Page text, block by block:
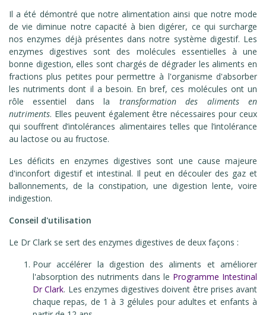
Il a été démontré que notre alimentation ainsi que notre mode
de vie diminue notre capacité à bien digérer, ce qui surcharge
nos enzymes déjà présentes dans notre système digestif. Les
enzymes digestives sont des molécules essentielles à une
bonne digestion, elles sont chargés de dégrader les aliments en
fractions plus petites pour permettre à l'organisme d'absorber
les nutriments dont il a besoin. En bref, ces molécules ont un
rôle essentiel dans la transformation des aliments en
nutriments. Elles peuvent également être nécessaires pour ceux
qui souffrent d’intolérances alimentaires telles que l’intolérance
au lactose ou au fructose.
Les déficits en enzymes digestives sont une cause majeure
d'inconfort digestif et intestinal. Il peut en découler des gaz et
ballonnements, de la constipation, une digestion lente, voire
indigestion.
Conseil d'utilisation
Le Dr Clark se sert des enzymes digestives de deux façons :
Pour accélérer la digestion des aliments et améliorer
l'absorption des nutriments dans le Programme Intestinal
Dr Clark. Les enzymes digestives doivent être prises avant
chaque repas, de 1 à 3 gélules pour adultes et enfants à